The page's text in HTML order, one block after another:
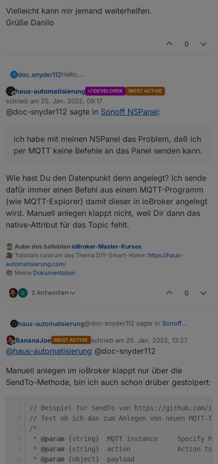
Vielleicht kann mir jemand weiterhelfen.
Grüße Danilo
0
D doc.snyder112Hallo,
ich per MQTT keine Befehle an das Panel
senden kann. Es sollte ja eigendlich ins topic
mqtt.0.SmartHome.nspanel_2BEE78.cmnd.NSPS
Senden und das 2. Widget sollte verschwinden.
In der Tasmota Console klappt das auch
wunderbar. Meldungen vom Panel zum Iobroker
gehen auch.
Vielleicht kann mir jemand weiterhelfen.
Offline
haus-automatisierung DEVELOPER MOST ACTIVE
schrieb am 25. Jan. 2022, 09:17
zuletzt editiert von
@doc-snyder112 sagte in Sonoff NSPanel:
ich habe mit meinen NSPanel das Problem, daß ich
per MQTT keine Befehle an das Panel senden kann.
Wie hast Du den Datenpunkt denn angelegt? Ich sende
dafür immer einen Befehl aus einem MQTT-Programm
(wie MQTT-Explorer) damit dieser in ioBroker angelegt
wird. Manuell anlegen klappt nicht, weil Dir dann das
native-Attribut für das Topic fehlt.
🧑‍🎓 Autor des beliebten ioBroker-Master-Kurses
🎥 Tutorials rund um das Thema DIY-Smart-Home: https://haus-
automatisierung.com/
📚 Meine Dokumentation
2 Antworten 0
haus-automatisierung@doc-snyder112 sagte in Sonoff
ich habe mit meinen NSPanel das
Befehle an das Panel senden kann.
Wie hast Du den Datenpunkt denn
angelegt? Ich sende dafür immer einen
Befehl aus einem MQTT-Programm (wie
angelegt wird. Manuell anlegen klappt
nicht, weil Dir dann das native-Attribut
für das Topic fehlt.
Offline
BananaJoe MOST ACTIVE schrieb am 25. Jan. 2022, 13:27
zuletzt editiert von
@haus-automatisierung @doc-snyder112
Manuell anlegen im ioBroker klappt nur über die
SendTo-Methode, bin ich auch schon drüber gestolpert:
// Beispiel für SendTo von https://github.com/
// Test ob ich das zum Anlegen von neuen MQTT-
/*
* @param {string}  MQTT instance     Specify
* @param {string}  action            Action to use
* @param {object}  payload